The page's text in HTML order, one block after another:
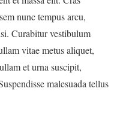
nunc tempus arcu,
Curabitur vestibulum
vitae metus aliquet,
et urna suscipit,
malesuada tellus